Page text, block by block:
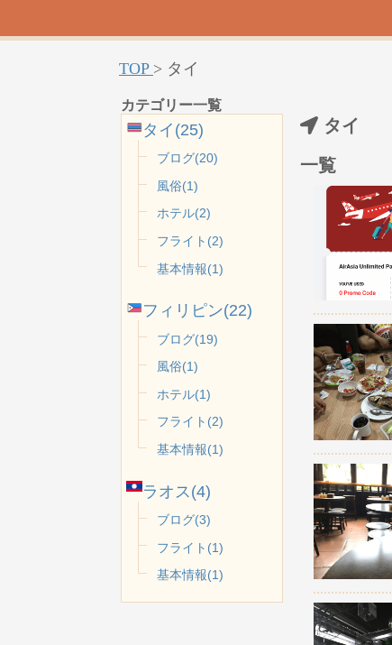
TOP > タイ
カテゴリー一覧
タイ(25)
ブログ(20)
風俗(1)
ホテル(2)
フライト(2)
基本情報(1)
フィリピン(22)
ブログ(19)
風俗(1)
ホテル(1)
フライト(2)
基本情報(1)
ラオス(4)
ブログ(3)
フライト(1)
基本情報(1)
タイ
一覧